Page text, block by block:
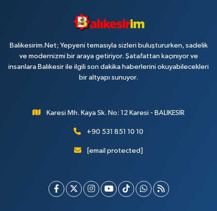
Balikesirim.Net; Yepyeni temasıyla sizleri buluştururken, sadelik
ve modernizmi bir araya getiriyor. Şatafattan kaçınıyor ve
insanlara Balıkesir ile ilgili son dakika haberlerini okuyabilecekleri
bir altyapı sunuyor.
Karesi Mh. Kaya Sk. No: 12 Karesi - BALIKESİR
+90 531 851 10 10
[email protected]